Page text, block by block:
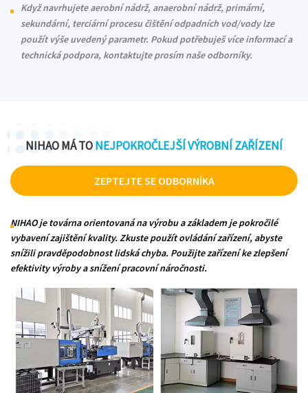
Když navrhujete aerobní nádrž, anaerobní nádrž, primární,
sekundární, terciární procesu čištění odpadních vod/vody lze
použít výše uvedený parametr. Pokud potřebuješ více informací a
technická podpora, kontaktujte prosím naše odborníky.
NIHAO MÁ TONEJPOKROČLEJŠÍ VÝROBNÍ ZAŘÍZENÍ
ZEPTEJTE SE ODBORNÍKA
NIHAO je továrna orientovaná na výrobu a základem je pokročilé
vybavení zajištění kvality. Zkuste použít ovládání zařízení, abyste
snížili pravděpodobnost lidská chyba. Použijte zařízení ke zlepšení
efektivity výroby a snížení pracovní náročnosti.